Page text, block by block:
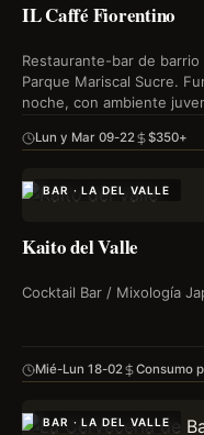
IL Caffé Fiorentino
Restaurante-bar de
Parque Mariscal Sucre.
noche, con ambiente
Lun y Mar 09-22 $350+
BAR · LA DEL VALLE
Kaito del Valle
Cocktail Bar / Mixología
Mié-Lun 18-02 Consumo
BAR · LA DEL VALLE